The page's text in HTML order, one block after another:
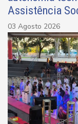
Assistência
03 Agosto 2026